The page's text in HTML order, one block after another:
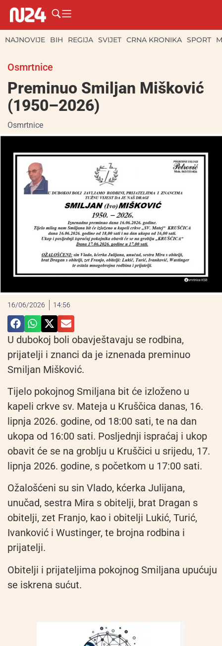
NAJNOVIJE BIH REGIJA SVIJET CRNA KRONIKA SPORT
Osmrtnice
Preminuo Smiljan Mišković
(1950–2026)
Osmrtnice
16/06/2026 14:56
U dubokoj boli obavještavaju se rodbina,
prijatelji i znanci da je iznenada preminuo
Smiljan Mišković.
Tijelo pokojnog Smiljana bit će izloženo u
kapeli crkve sv. Mateja u Kruščica danas, 16.
lipnja 2026. godine, od 18:00 sati, te na dan
ukopa od 16:00 sati. Posljednji ispraćaj i ukop
obavit će se na groblju u Kruščici u srijedu, 17.
lipnja 2026. godine, s početkom u 17:00 sati.
Ožalošćeni su sin Vlado, kćerka Julijana,
unučad, sestra Mira s obitelji, brat Dragan s
obitelji, zet Franjo, kao i obitelji Lukić, Turić,
Ivanković i Wustinger, te brojna rodbina i
prijatelji.
Obitelji i prijateljima pokojnog Smiljana upućuju
se iskrena sućut.